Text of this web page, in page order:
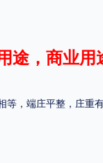
途，商业
等，端庄平整，庄